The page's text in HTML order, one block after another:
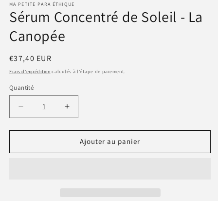
média
1
dans
fenêtre
modale
MA PETITE PARA ÉTHIQUE
Sérum Concentré de Soleil - La
Canopée
Prix
habituel
€37,40 EUR
Frais d'expédition calculés à l'étape de paiement.
Quantité
Quantité
Réduire
la
quantité
Sérum
Augmenter
la
quantité
Sérum
Ajouter au panier